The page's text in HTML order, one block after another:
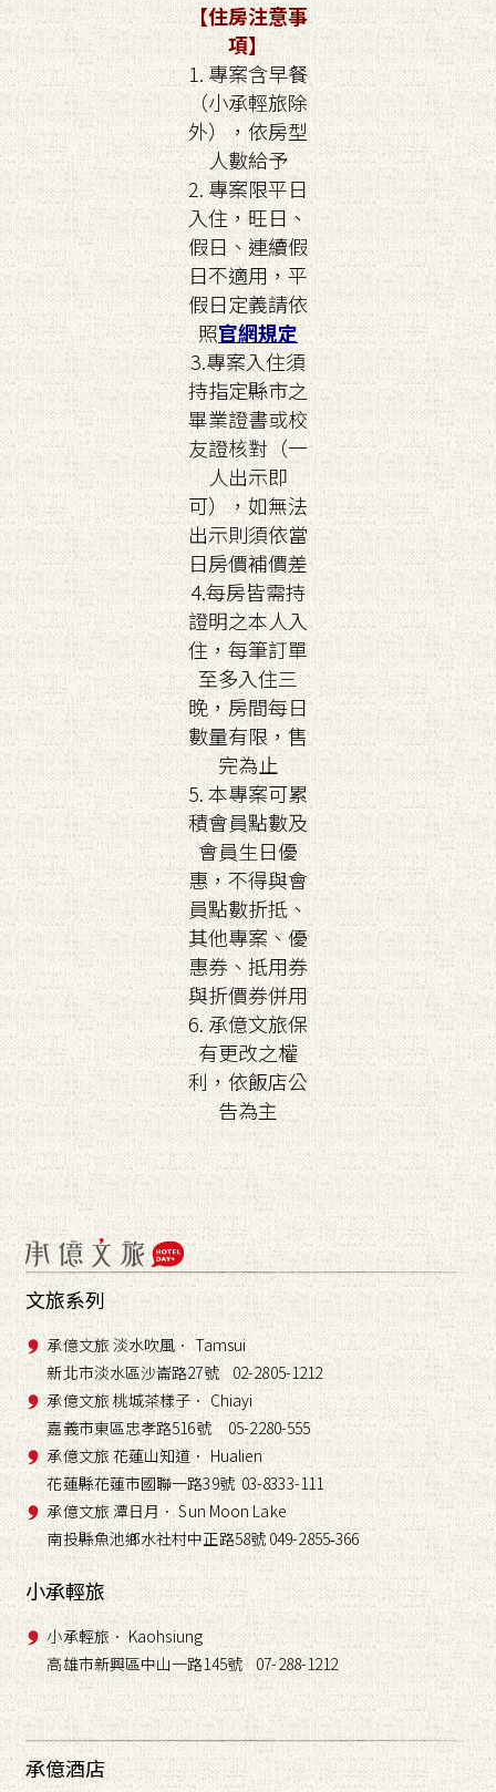
【住房注意事
項】
1. 專案含早餐
（小承輕旅除
外），依房型
人數給予
2. 專案限平日
入住，旺日、
假日、連續假
日不適用，平
假日定義請依
照官網規定
3.專案入住須
持指定縣市之
畢業證書或校
友證核對（一
人出示即
可），如無法
出示則須依當
日房價補價差
4.每房皆需持
證明之本人入
住，每筆訂單
至多入住三
晚，房間每日
數量有限，售
完為止
5. 本專案可累
積會員點數及
會員生日優
惠，不得與會
員點數折抵、
其他專案、優
惠券、抵用券
與折價券併用
6. 承億文旅保
有更改之權
利，依飯店公
告為主
文旅系列
承億文旅 淡水吹風． Tamsui
新北市淡水區沙崙路27號 02-2805-1212
承億文旅 桃城茶樣子． Chiayi
嘉義市東區忠孝路516號 05-2280-555
承億文旅 花蓮山知道． Hualien
花蓮縣花蓮市國聯一路39號 03-8333-111
承億文旅 潭日月． Sun Moon Lake
南投縣魚池鄉水社村中正路58號 049-2855-366
小承輕旅
小承輕旅． Kaohsiung
高雄市新興區中山一路145號 07-288-1212
承億酒店